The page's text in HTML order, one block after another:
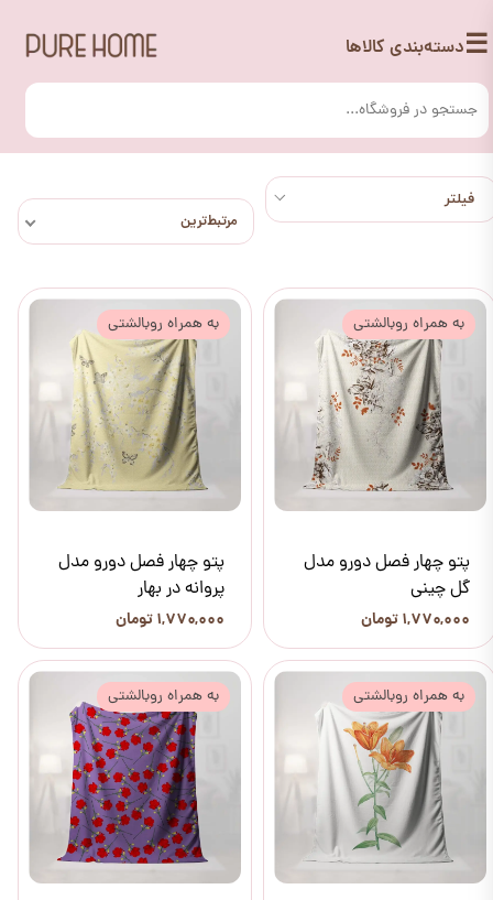
☰دسته‌بندی کالاها
مرتبط‌ترین
پتو چهار فصل دورو مدل
گل چینی
۱,۷۷۰,۰۰۰ تومان
به همراه روبالشتی
پتو چهار فصل دورو مدل
پروانه در بهار
۱,۷۷۰,۰۰۰ تومان
به همراه روبالشتی
به همراه روبالشتی به همراه روبالشتی